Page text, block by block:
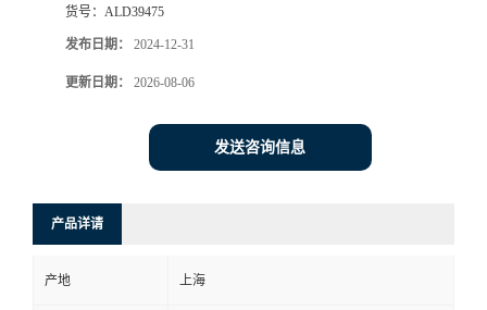
货号： ALD39475
发布日期： 2024-12-31
更新日期： 2026-08-06
发送咨询信息
产品详请
产地 上海